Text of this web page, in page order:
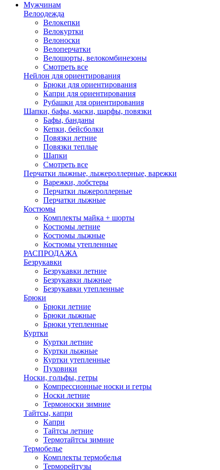
Мужчинам
Велоодежда
Велокепки
Велокуртки
Велоноски
Велоперчатки
Велошорты, велокомбинезоны
Смотреть все
Нейлон для ориентирования
Брюки для ориентирования
Капри для ориентирования
Рубашки для ориентирования
Шапки, бафы, маски, шарфы, повязки
Бафы, банданы
Кепки, бейсболки
Повязки летние
Повязки теплые
Шапки
Смотреть все
Перчатки лыжные, лыжероллерные, варежки
Варежки, лобстеры
Перчатки лыжероллерные
Перчатки лыжные
Костюмы
Комплекты майка + шорты
Костюмы летние
Костюмы лыжные
Костюмы утепленные
РАСПРОДАЖА
Безрукавки
Безрукавки летние
Безрукавки лыжные
Безрукавки утепленные
Брюки
Брюки летние
Брюки лыжные
Брюки утепленные
Куртки
Куртки летние
Куртки лыжные
Куртки утепленные
Пуховики
Носки, гольфы, гетры
Компрессионные носки и гетры
Носки летние
Термоноски зимние
Тайтсы, капри
Капри
Тайтсы летние
Термотайтсы зимние
Термобелье
Комплекты термобелья
Терморейтузы